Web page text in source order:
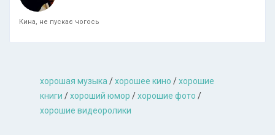
Кина, не пускає чогось
хорошая музыкa /хорошее кино /хорошие
книги /хороший юмор /хорошие фото /
хорошие видеоролики